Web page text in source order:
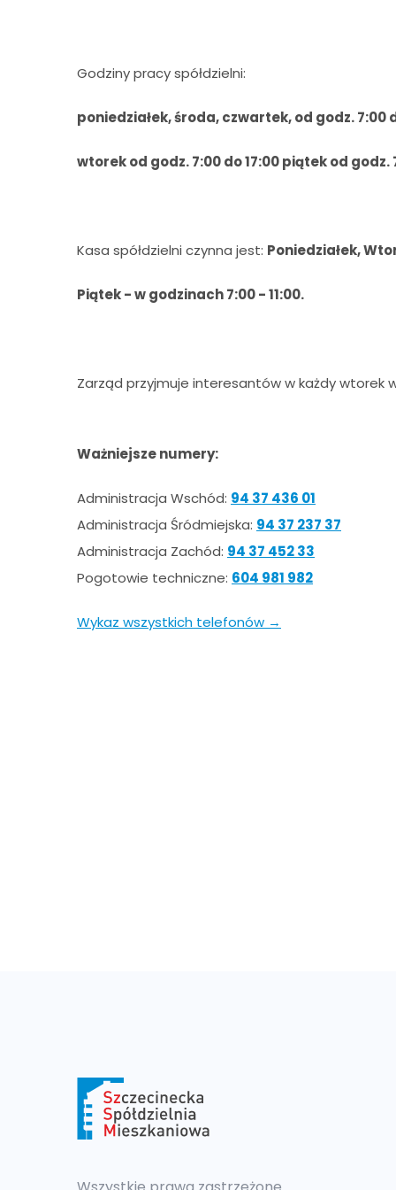
Godziny pracy spółdzielni:
poniedziałek, środa, czwartek, od godz. 7:00
wtorek od godz. 7:00 do 17:00 piątek od godz.
Kasa spółdzielni czynna jest: Poniedziałek,
Piątek - w godzinach 7:00 - 11:00.
Zarząd przyjmuje interesantów w każdy wtorek
Ważniejsze numery:
Administracja Wschód: 94 37 436 01
Administracja Śródmiejska: 94 37 237 37
Administracja Zachód: 94 37 452 33
Pogotowie techniczne: 604 981 982
Wykaz wszystkich telefonów →